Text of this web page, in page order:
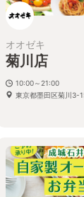
オオゼキ
菊川店
10:00～21:00
東京都墨田区菊川3-